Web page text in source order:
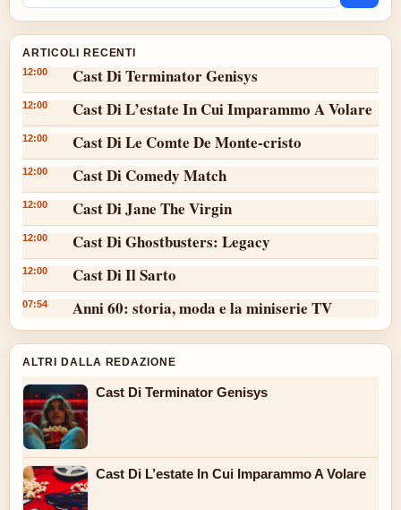
ARTICOLI RECENTI
12:00 Cast Di Terminator Genisys
12:00 Cast Di L’estate In Cui Imparammo A Volare
12:00 Cast Di Le Comte De Monte-cristo
12:00 Cast Di Comedy Match
12:00 Cast Di Jane The Virgin
12:00 Cast Di Ghostbusters: Legacy
12:00 Cast Di Il Sarto
07:54 Anni 60: storia, moda e la miniserie TV
ALTRI DALLA REDAZIONE
Cast Di Terminator Genisys
Cast Di L’estate In Cui Imparammo A Volare